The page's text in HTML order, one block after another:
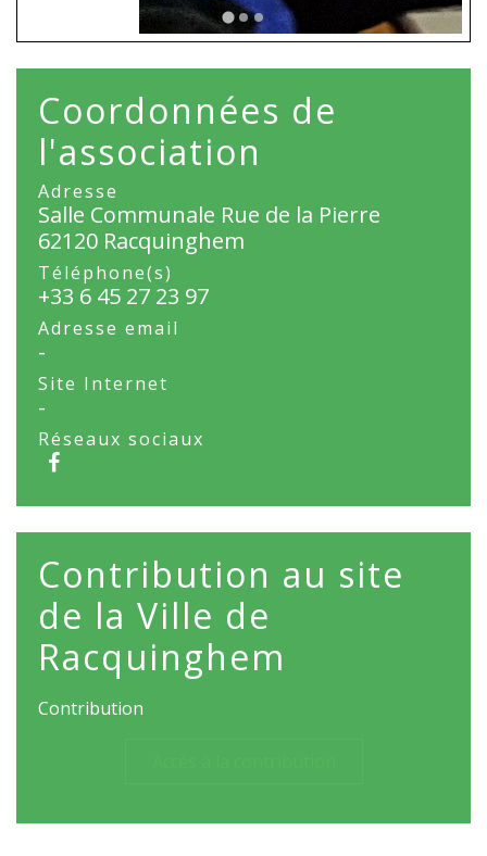
Coordonnées de
l'association
Adresse
Salle Communale Rue de la Pierre
62120 Racquinghem
Téléphone(s)
+33 6 45 27 23 97
Adresse email
-
Site Internet
-
Réseaux sociaux
Contribution au site
de la Ville de
Racquinghem
Contribution